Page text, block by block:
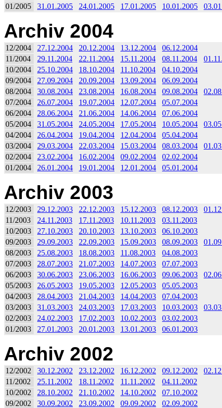
01/2005
31.01.2005 24.01.2005 17.01.2005 10.01.2005
Archiv 2004
12/2004 27.12.2004 20.12.2004 13.12.2004
06.12.2004
11/2004
29.11.2004 22.11.2004 15.11.2004 08.11.2004
10/2004
25.10.2004 18.10.2004 11.10.2004
04.10.2004
09/2004
27.09.2004 20.09.2004 13.09.2004
06.09.2004
08/2004
30.08.2004 23.08.2004 16.08.2004 09.08.2004
07/2004
26.07.2004 19.07.2004 12.07.2004
05.07.2004
06/2004
28.06.2004 21.06.2004 14.06.2004
07.06.2004
05/2004
31.05.2004 24.05.2004 17.05.2004 10.05.2004
04/2004
26.04.2004 19.04.2004 12.04.2004
05.04.2004
03/2004
29.03.2004 22.03.2004 15.03.2004 08.03.2004
02/2004
23.02.2004 16.02.2004 09.02.2004
02.02.2004
01/2004
26.01.2004 19.01.2004 12.01.2004 05.01.2004
Archiv 2003
12/2003 29.12.2003 22.12.2003 15.12.2003 08.12.2003
11/2003
24.11.2003 17.11.2003 10.11.2003
03.11.2003
10/2003
27.10.2003 20.10.2003 13.10.2003
06.10.2003
09/2003
29.09.2003 22.09.2003 15.09.2003 08.09.2003
08/2003
25.08.2003 18.08.2003 11.08.2003
04.08.2003
07/2003
28.07.2003 21.07.2003 14.07.2003
07.07.2003
06/2003
30.06.2003 23.06.2003 16.06.2003 09.06.2003
05/2003
26.05.2003 19.05.2003 12.05.2003
05.05.2003
04/2003
28.04.2003 21.04.2003 14.04.2003
07.04.2003
03/2003
31.03.2003 24.03.2003 17.03.2003 10.03.2003
02/2003
24.02.2003 17.02.2003 10.02.2003
03.02.2003
01/2003
27.01.2003 20.01.2003 13.01.2003 06.01.2003
Archiv 2002
12/2002 30.12.2002 23.12.2002 16.12.2002 09.12.2002
11/2002
25.11.2002 18.11.2002 11.11.2002
04.11.2002
10/2002
28.10.2002 21.10.2002 14.10.2002
07.10.2002
09/2002
30.09.2002 23.09.2002 09.09.2002
02.09.2002